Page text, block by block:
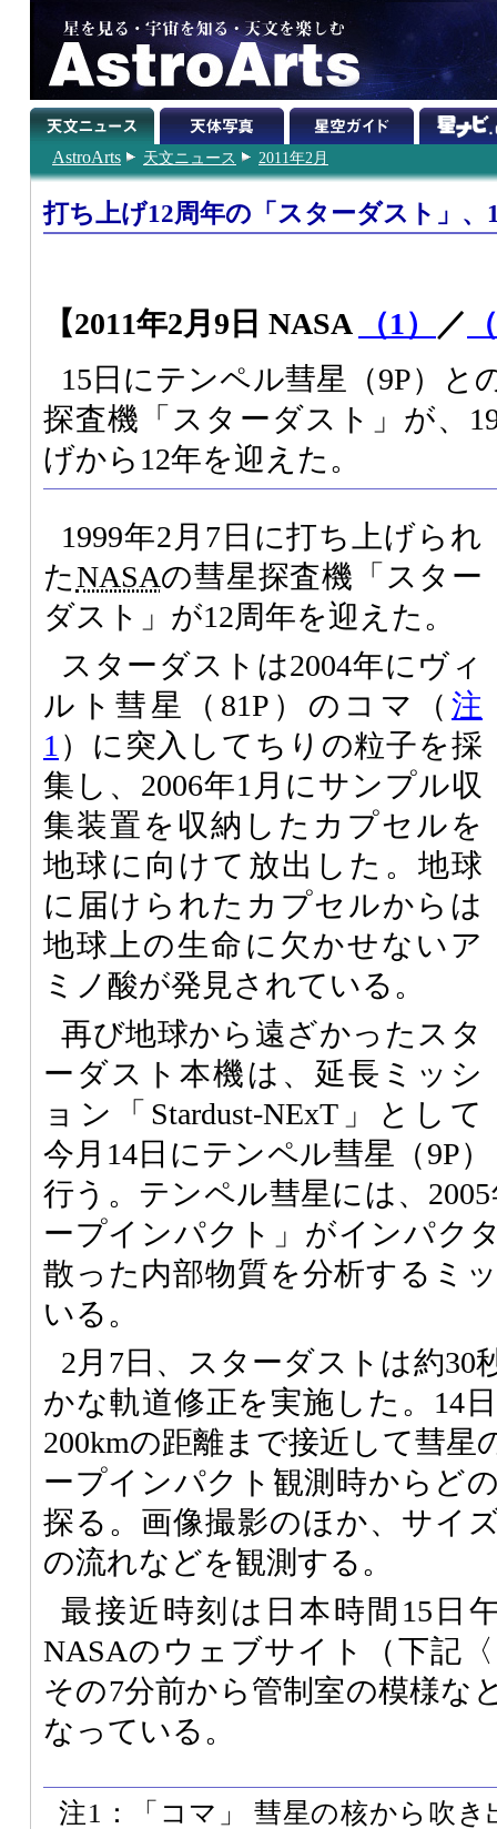
AstroArts 天文ニュース 2011年2月
打ち上げ12周年の「スターダスト」、
【2011年2月9日 NASA （1） ／
15日にテンペル彗星（9P）と
探査機「スターダスト」が、
げから12年を迎えた。
1999年2月7日に打ち上げられ
たNASAの彗星探査機「スター
ダスト」が12周年を迎えた。
スターダストは2004年にヴィ
ルト彗星（81P）のコマ（ 注
1 ）に突入してちりの粒子を採
集し、2006年1月にサンプル収
集装置を収納したカプセルを
地球に向けて放出した。地球
に届けられたカプセルからは
地球上の生命に欠かせないア
ミノ酸が発見されている。
再び地球から遠ざかったスタ
ーダスト本機は、延長ミッシ
ョン「Stardust-NExT」として
今月14日にテンペル彗星（9P
行う。テンペル彗星には、
ープインパクト」がインパク
散った内部物質を分析するミ
いる。
2月7日、スターダストは約30
かな軌道修正を実施した。14
200kmの距離まで接近して彗星
ープインパクト観測時からど
探る。画像撮影のほか、サイ
の流れなどを観測する。
最接近時刻は日本時間15日
NASAのウェブサイト（下記
その7分前から管制室の模様な
なっている。
注1：「コマ」 彗星の核から吹